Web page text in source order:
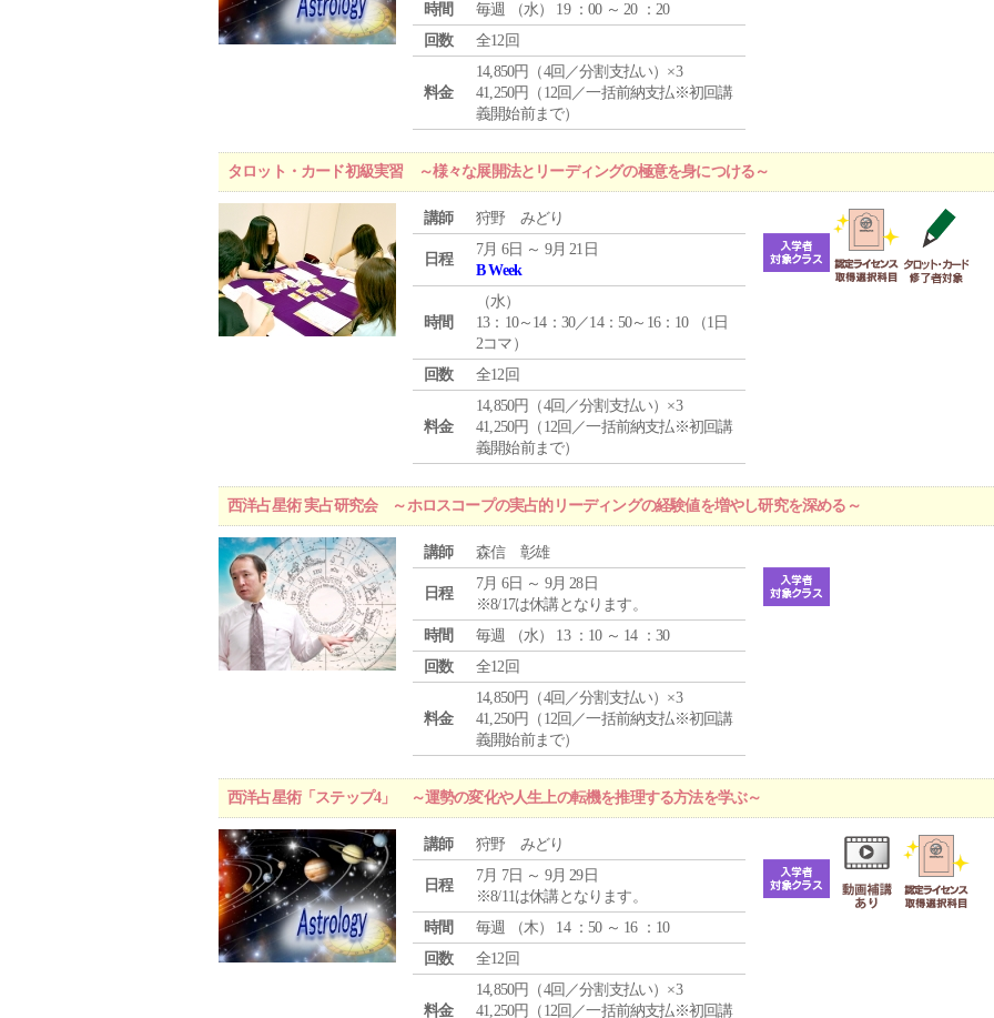
時間
毎週 （水） 19 ：00 ～ 20 ：20
回数
全12回
料金
14,850円（4回／分割支払い）×3
41,250円（12回／一括前納支払※初回講
義開始前まで）
タロット・カード初級実習 ～様々な展開法とリーディングの極意を身につける～
講師 狩野 みどり
日程
7月 6日 ～ 9月 21日
B Week
時間
（水）
13：10～14：30／14：50～16：10 （1日
2コマ）
回数
全12回
料金
14,850円（4回／分割支払い）×3
41,250円（12回／一括前納支払※初回講
義開始前まで）
西洋占星術 実占研究会 ～ホロスコープの実占的リーディングの経験値を増やし研究を深める～
講師 森信 彰雄
日程
7月 6日 ～ 9月 28日
※8/17は休講となります。
時間
毎週 （水） 13 ：10 ～ 14 ：30
回数
全12回
料金
14,850円（4回／分割支払い）×3
41,250円（12回／一括前納支払※初回講
義開始前まで）
西洋占星術「ステップ4」 ～運勢の変化や人生上の転機を推理する方法を学ぶ～
講師 狩野 みどり
日程
7月 7日 ～ 9月 29日
※8/11は休講となります。
時間
毎週 （木） 14 ：50 ～ 16 ：10
回数
全12回
料金
14,850円（4回／分割支払い）×3
41,250円（12回／一括前納支払※初回講